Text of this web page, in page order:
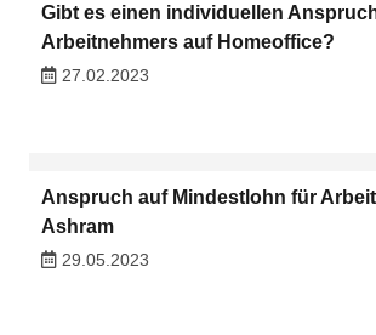
Gibt es einen individuellen
Arbeitnehmers auf Homeoffice?
27.02.2023
Anspruch auf Mindestlohn für
Ashram
29.05.2023